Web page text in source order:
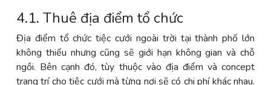
4.1. Thuê địa điểm tổ chức
Địa điểm tổ chức tiệc cưới ngoài trời tại thành phố lớn
không thiếu nhưng cũng sẽ giới hạn không gian và chỗ
ngồi. Bên cạnh đó, tùy thuộc vào địa điểm và concept
trang trí cho tiệc cưới mà từng nơi sẽ có chi phí khác nhau.